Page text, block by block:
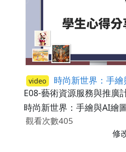
video 時尚新世界：手繪與AI
E08-藝術資源服務與推廣
時尚新世界：手繪與AI繪
觀看次數405
修